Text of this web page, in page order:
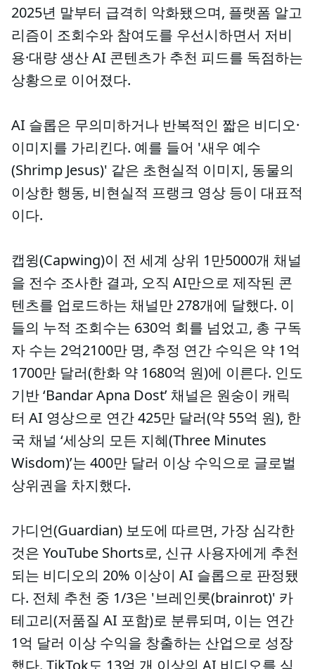
2025년 말부터 급격히 악화됐으며, 플랫폼 알고
리즘이 조회수와 참여도를 우선시하면서 저비
용·대량 생산 AI 콘텐츠가 추천 피드를 독점하는
상황으로 이어졌다.
AI 슬롭은 무의미하거나 반복적인 짧은 비디오·
이미지를 가리킨다. 예를 들어 '새우 예수
(Shrimp Jesus)' 같은 초현실적 이미지, 동물의
이상한 행동, 비현실적 프랭크 영상 등이 대표적
이다.
캡윙(Capwing)이 전 세계 상위 1만5000개 채널
을 전수 조사한 결과, 오직 AI만으로 제작된 콘
텐츠를 업로드하는 채널만 278개에 달했다. 이
들의 누적 조회수는 630억 회를 넘었고, 총 구독
자 수는 2억2100만 명, 추정 연간 수익은 약 1억
1700만 달러(한화 약 1680억 원)에 이른다. 인도
기반 ‘Bandar Apna Dost’ 채널은 원숭이 캐릭
터 AI 영상으로 연간 425만 달러(약 55억 원), 한
국 채널 ‘세상의 모든 지혜(Three Minutes
Wisdom)’는 400만 달러 이상 수익으로 글로벌
상위권을 차지했다.
가디언(Guardian) 보도에 따르면, 가장 심각한
것은 YouTube Shorts로, 신규 사용자에게 추천
되는 비디오의 20% 이상이 AI 슬롭으로 판정됐
다. 전체 추천 중 1/3은 '브레인롯(brainrot)' 카
테고리(저품질 AI 포함)로 분류되며, 이는 연간
1억 달러 이상 수익을 창출하는 산업으로 성장
했다. TikTok도 13억 개 이상의 AI 비디오를 식